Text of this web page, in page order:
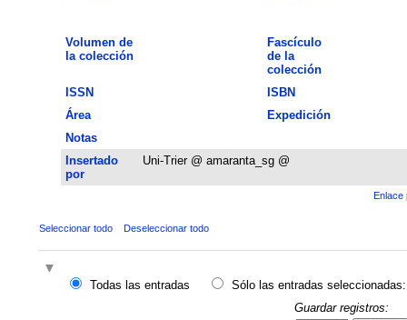
Volumen de
la colección
Fascículo
de la
colección
ISSN
ISBN
Área
Expedición
Notas
Insertado
por
Uni-Trier @ amaranta_sg @
Enlace
Seleccionar todo Deseleccionar todo
Todas las entradas
Sólo las entradas seleccionadas:
Guardar registros: